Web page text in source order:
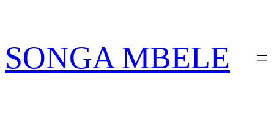
content
SONGA MBELE